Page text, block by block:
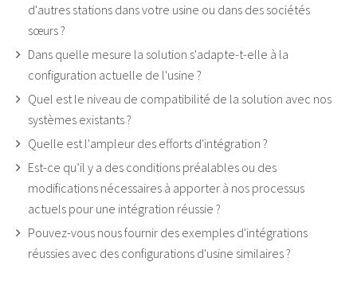
d'autres stations dans votre usine ou dans des sociétés
sœurs ?
Dans quelle mesure la solution s'adapte-t-elle à la
configuration actuelle de l'usine ?
Quel est le niveau de compatibilité de la solution avec nos
systèmes existants ?
Quelle est l'ampleur des efforts d'intégration ?
Est-ce qu’il y a des conditions préalables ou des
modifications nécessaires à apporter à nos processus
actuels pour une intégration réussie ?
Pouvez-vous nous fournir des exemples d'intégrations
réussies avec des configurations d'usine similaires ?